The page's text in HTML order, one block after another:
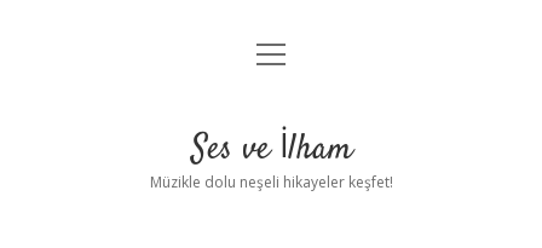
Anasayfa
Yasal Uyarı
menüyü
Ses ve İlham
Müzikle dolu neşeli hikayeler keşfet!